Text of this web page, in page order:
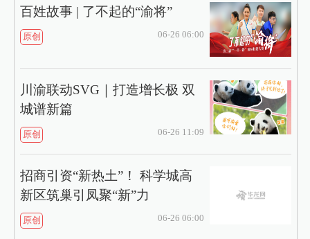
百姓故事 | 了不起的“渝将”
原创 06-26 06:00
川渝联动SVG｜打造增长极 双
城谱新篇
原创 06-26 11:09
招商引资“新热土”！ 科学城高
新区筑巢引凤聚“新”力
原创 06-26 06:00